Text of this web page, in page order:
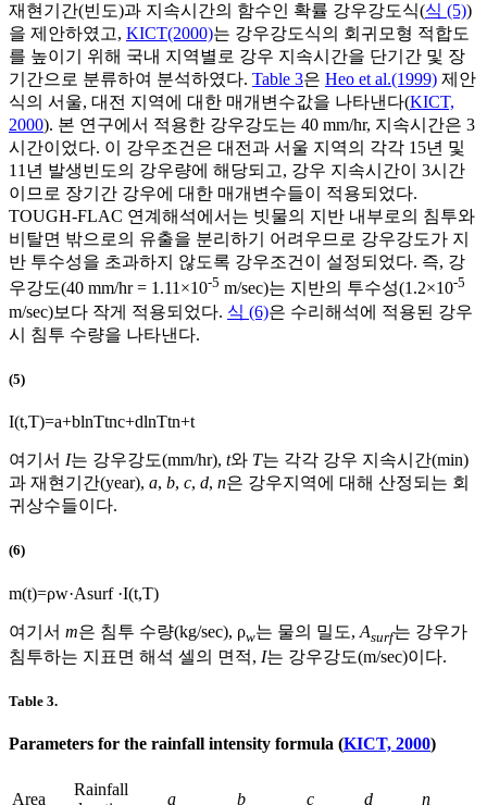
재현기간(빈도)과 지속시간의 함수인 확률 강우강도식(식 (5))
을 제안하였고, KICT(2000)는 강우강도식의 회귀모형 적합도
를 높이기 위해 국내 지역별로 강우 지속시간을 단기간 및 장
기간으로 분류하여 분석하였다. Table 3은 Heo et al.(1999) 제안
식의 서울, 대전 지역에 대한 매개변수값을 나타낸다(KICT,
2000). 본 연구에서 적용한 강우강도는 40 mm/hr, 지속시간은 3
시간이었다. 이 강우조건은 대전과 서울 지역의 각각 15년 및
11년 발생빈도의 강우량에 해당되고, 강우 지속시간이 3시간
이므로 장기간 강우에 대한 매개변수들이 적용되었다.
TOUGH-FLAC 연계해석에서는 빗물의 지반 내부로의 침투와
비탈면 밖으로의 유출을 분리하기 어려우므로 강우강도가 지
반 투수성을 초과하지 않도록 강우조건이 설정되었다. 즉, 강
우강도(40 mm/hr = 1.11×10-5 m/sec)는 지반의 투수성(1.2×10-5
m/sec)보다 작게 적용되었다. 식 (6)은 수리해석에 적용된 강우
시 침투 수량을 나타낸다.
(5)
I(t,T)=a+blnTtnc+dlnTtn+t
여기서 I는 강우강도(mm/hr), t와 T는 각각 강우 지속시간(min)
과 재현기간(year), a, b, c, d, n은 강우지역에 대해 산정되는 회
귀상수들이다.
(6)
m(t)=ρw·Asurf ·I(t,T)
여기서 m은 침투 수량(kg/sec), ρw는 물의 밀도, Asurf는 강우가
침투하는 지표면 해석 셀의 면적, I는 강우강도(m/sec)이다.
Table 3.
Parameters for the rainfall intensity formula (KICT, 2000)
Area
Rainfall
a b c d n